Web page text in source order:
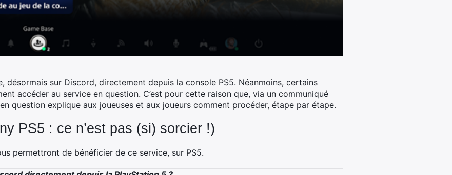
désormais sur Discord, directement depuis la console PS5. Néanmoins, certains
accéder au service en question. C’est pour cette raison que, via un communiqué
question explique aux joueuses et aux joueurs comment procéder, étape par étape.
PS5 : ce n’est pas (si) sorcier !)
permettront de bénéficier de ce service, sur PS5.